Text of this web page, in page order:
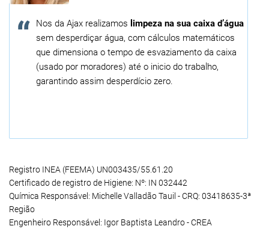
Nos da Ajax realizamos limpeza na sua caixa d’água
sem desperdiçar água, com cálculos matemáticos
que dimensiona o tempo de esvaziamento da caixa
(usado por moradores) até o inicio do trabalho,
garantindo assim desperdício zero.
Registro INEA (FEEMA) UN003435/55.61.20
Certificado de registro de Higiene: Nº: IN 032442
Química Responsável: Michelle Valladão Tauil - CRQ: 03418635-3ª
Região
Engenheiro Responsável: Igor Baptista Leandro - CREA